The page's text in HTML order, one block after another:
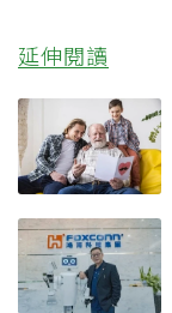
延伸閱讀